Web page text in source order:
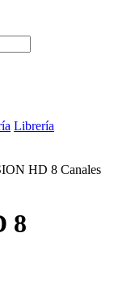
Librería
HD 8 Canales
8